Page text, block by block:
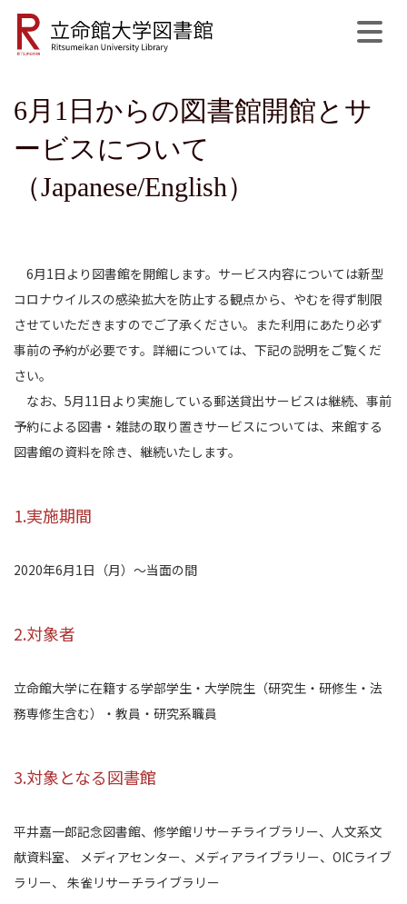
公式SNS 開館日程 MyLibrary English サイト内検索
6月1日からの図書館開館とサ
ービスについて
（Japanese/English）
6月1日より図書館を開館します。サービス内容については新型
コロナウイルスの感染拡大を防止する観点から、やむを得ず制限
させていただきますのでご了承ください。また利用にあたり必ず
事前の予約が必要です。詳細については、下記の説明をご覧くだ
さい。
なお、5月11日より実施している郵送貸出サービスは継続、事前
予約による図書・雑誌の取り置きサービスについては、来館する
図書館の資料を除き、継続いたします。
1.実施期間
2020年6月1日（月）～当面の間
2.対象者
立命館大学に在籍する学部学生・大学院生（研究⽣・研修⽣・法
務専修⽣含む）・教員・研究系職員
3.対象となる図書館
平井嘉一郎記念図書館、修学館リサーチライブラリー、人文系文
献資料室、 メディアセンター、メディアライブラリー、OICライブ
ラリー、 朱雀リサーチライブラリー